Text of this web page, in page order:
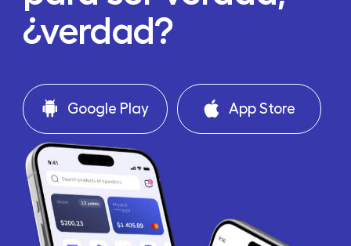
¿verdad?
Google Play App Store